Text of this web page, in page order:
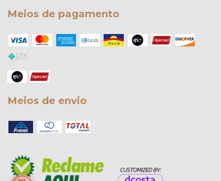
Meios de pagamento
Meios de envio